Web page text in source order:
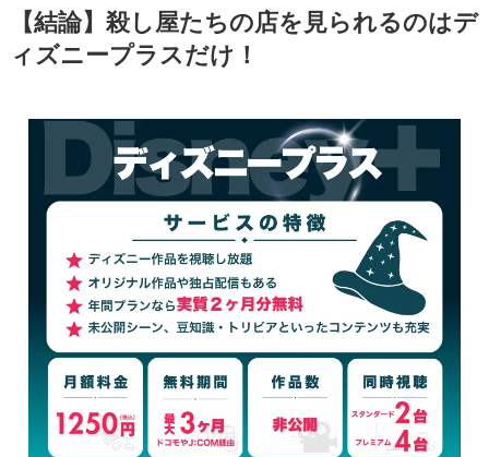
【結論】殺し屋たちの店を見られるのはデ
ィズニープラスだけ！